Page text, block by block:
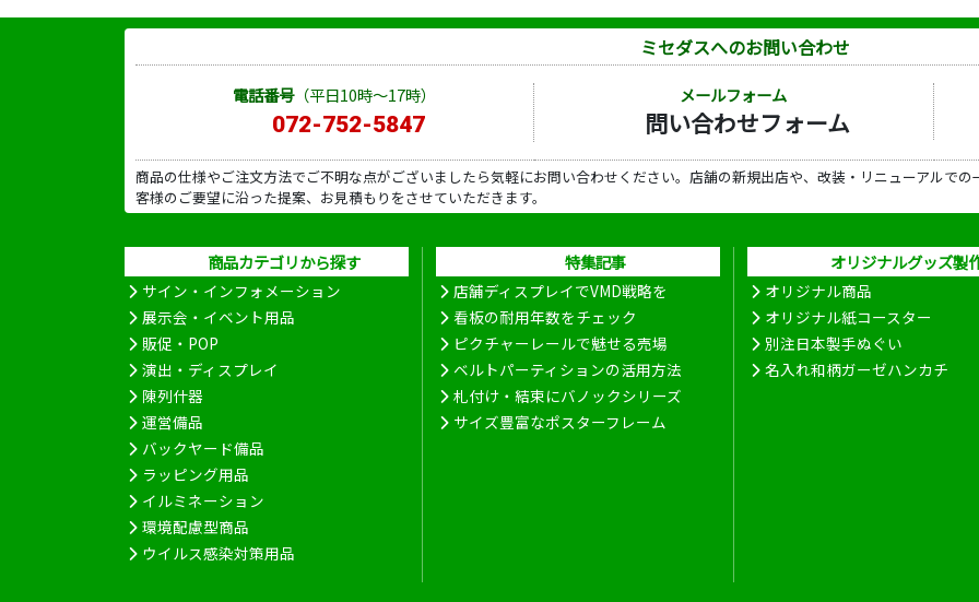
ミセダスへのお問い合わせ
電話番号（平日10時～17時）
072-752-5847
メールフォーム
問い合わせフォーム
商品の仕様やご注文方法でご不明な点がございましたら気軽にお問い合わせください。店舗の新規出店や、改装・リニューアルで
客様のご要望に沿った提案、お見積もりをさせていただきます。
商品カテゴリから探す
サイン・インフォメーション
展示会・イベント用品
販促・POP
演出・ディスプレイ
陳列什器
運営備品
バックヤード備品
ラッピング用品
イルミネーション
環境配慮型商品
ウイルス感染対策用品
特集記事
店舗ディスプレイでVMD戦略を
看板の耐用年数をチェック
ピクチャーレールで魅せる売場
ベルトパーティションの活用方法
札付け・結束にバノックシリーズ
サイズ豊富なポスターフレーム
オリジナルグッズ製
オリジナル商品
オリジナル紙コースター
別注日本製手ぬぐい
名入れ和柄ガーゼハンカチ